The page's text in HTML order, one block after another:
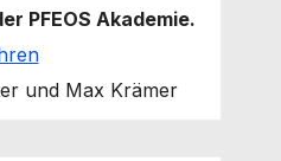
PFEOS Akademie.
und Max Krämer